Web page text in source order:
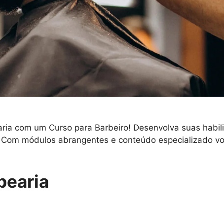
com um Curso para Barbeiro! Desenvolva suas
módulos abrangentes e conteúdo especializado